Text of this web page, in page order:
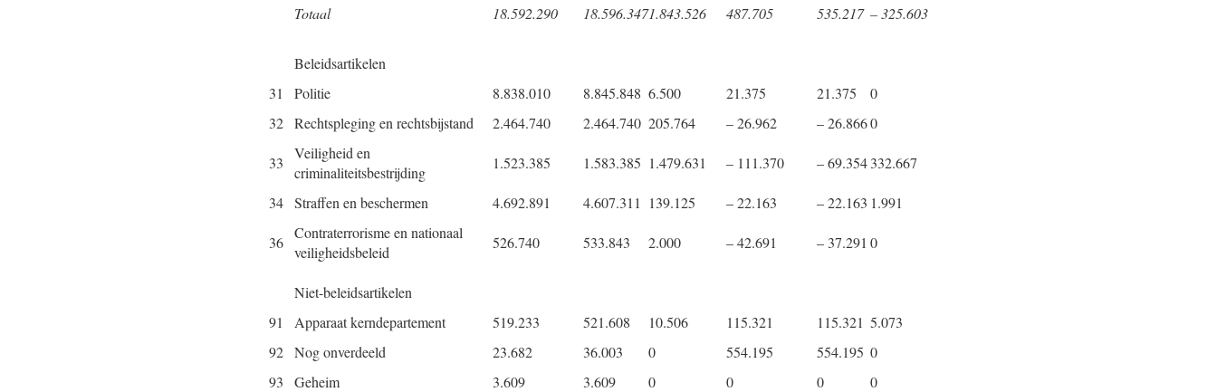
Totaal 18.592.290 18.596.3471.843.526 487.705 535.217 – 325.603
Beleidsartikelen
31
Politie 8.838.010 8.845.848 6.500 21.375 21.375
0
32 Rechtspleging en rechtsbijstand 2.464.740 2.464.740 205.764 – 26.962 – 26.8660
33
Veiligheid en
criminaliteitsbestrijding
1.523.385 1.583.385 1.479.631 – 111.370 – 69.354332.667
34 Straffen en beschermen 4.692.891 4.607.311 139.125 – 22.163 – 22.163 1.991
36
Contraterrorisme en nationaal
veiligheidsbeleid
526.740 533.843 2.000 – 42.691 – 37.291 0
Niet-beleidsartikelen
91
Apparaat kerndepartement 519.233 521.608 10.506 115.321 115.321 5.073
92 Nog onverdeeld 23.682 36.003 0 554.195 554.195 0
93
Geheim 3.609 3.609 0 0 0
0